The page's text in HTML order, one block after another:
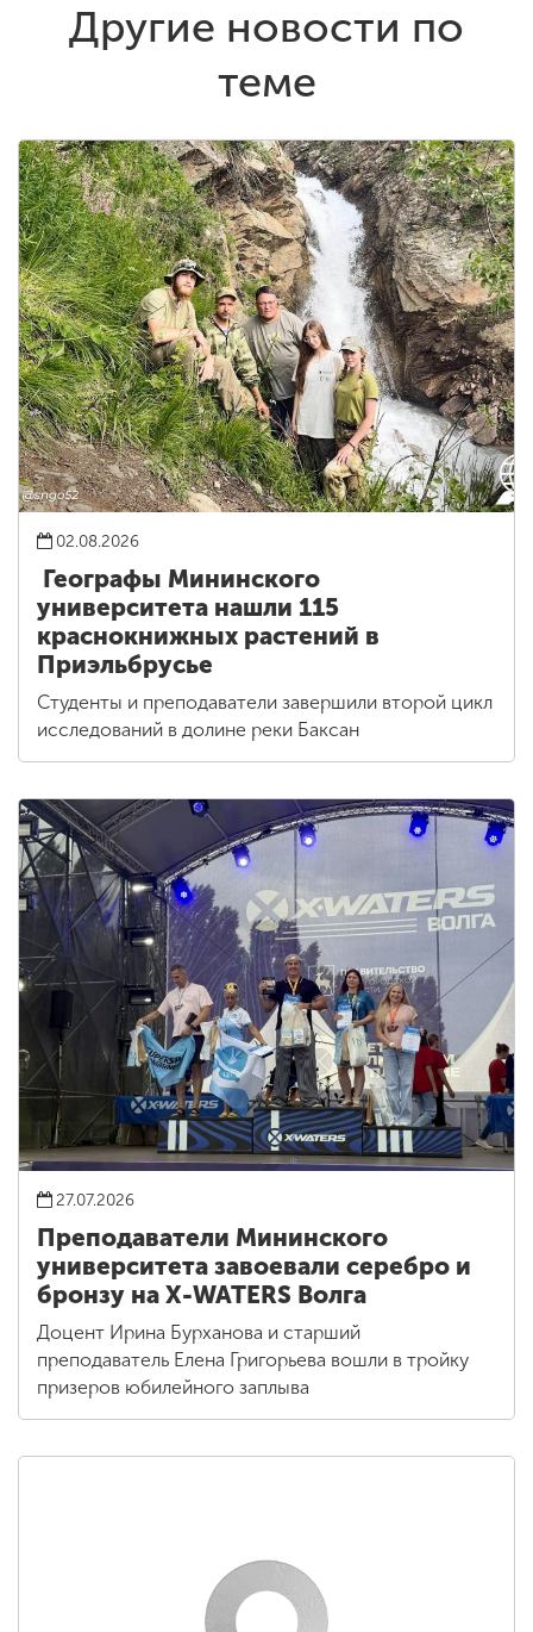
Другие новости по
теме
02.08.2026
Географы Мининского
университета нашли 115
краснокнижных растений в
Приэльбрусье
Студенты и преподаватели завершили второй цикл
исследований в долине реки Баксан
27.07.2026
Преподаватели Мининского
университета завоевали серебро и
бронзу на X-WATERS Волга
Доцент Ирина Бурханова и старший
преподаватель Елена Григорьева вошли в тройку
призеров юбилейного заплыва